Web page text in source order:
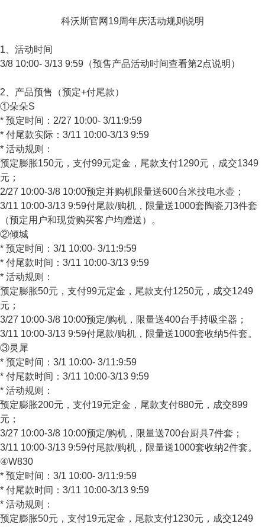
科沃斯官网19周年庆活动规则说明
1、活动时间
3/8 10:00- 3/13 9:59（预售产品活动时间查看第2点说明）
2、产品预售（预定+付尾款）
①朵朵S
* 预定时间：2/27 10:00- 3/11:9:59
* 付尾款实际：3/11 10:00-3/13 9:59
* 活动规则：
预定膨胀150元，支付99元定金，尾款支付1290元，成交1349
元；
2/27 10:00-3/8 10:00预定并购机限量送600台米技电水壶；
3/11 10:00-3/13 9:59付尾款/购机，限量送1000套陶瓷刀3件套
（预定用户和现货购买客户均赠送）。
②倾城
* 预定时间：3/1 10:00- 3/11:9:59
* 付尾款时间：3/11 10:00-3/13 9:59
* 活动规则：
预定膨胀50元，支付99元定金，尾款支付1250元，成交1249
元；
3/27 10:00-3/8 10:00预定/购机，限量送400台手持吸尘器；
3/11 10:00-3/13 9:59付尾款/购机，限量送1000套收纳5件套。
③灵犀
* 预定时间：3/1 10:00- 3/11:9:59
* 付尾款时间：3/11 10:00-3/13 9:59
* 活动规则：
预定膨胀200元，支付19元定金，尾款支付880元，成交899
元；
3/27 10:00-3/8 10:00预定/购机，限量送700台厨具7件套；
3/11 10:00-3/13 9:59付尾款/购机，限量送1000套收纳2件套。
④W830
* 预定时间：3/1 10:00- 3/11:9:59
* 付尾款时间：3/11 10:00-3/13 9:59
* 活动规则：
预定膨胀50元，支付19元定金，尾款支付1230元，成交1249